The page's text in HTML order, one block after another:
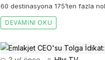
60 destinasyona 175’ten fazla
DEVAMINI OKU